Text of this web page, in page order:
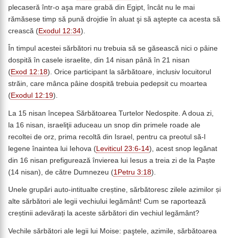
plecaseră într-o aşa mare grabă din Egipt, încât nu le mai
rămăsese timp să pună drojdie în aluat şi să aştepte ca acesta să
crească (Exodul 12:34).
În timpul acestei sărbători nu trebuia să se găsească nici o pâine
dospită în casele israelite, din 14 nisan până în 21 nisan
(Exod 12:18). Orice participant la sărbătoare, inclusiv locuitorul
străin, care mânca pâine dospită trebuia pedepsit cu moartea
(Exodul 12:19).
La 15 nisan începea Sărbătoarea Turtelor Nedospite. A doua zi,
la 16 nisan, israeliţii aduceau un snop din primele roade ale
recoltei de orz, prima recoltă din Israel, pentru ca preotul să-l
legene înaintea lui Iehova ( Leviticul 23:6-14), acest snop legănat
din 16 nisan prefigurează învierea lui Iesus a treia zi de la Paște
(14 nisan), de către Dumnezeu (1Petru 3:18).
Unele grupări auto-intitualte creștine, sărbătoresc zilele azimilor și
alte sărbători ale legii vechiului legământ! Cum se raportează
creștinii adevărați la aceste sărbători din vechiul legământ?
Vechile sărbători ale legii lui Moise: paştele, azimile, sărbătoarea